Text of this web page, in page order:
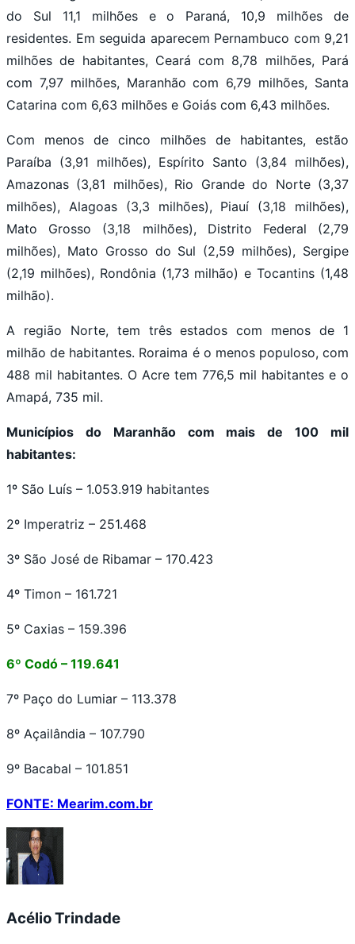
do Sul 11,1 milhões e o Paraná, 10,9 milhões de
residentes. Em seguida aparecem Pernambuco com 9,21
milhões de habitantes, Ceará com 8,78 milhões, Pará
com 7,97 milhões, Maranhão com 6,79 milhões, Santa
Catarina com 6,63 milhões e Goiás com 6,43 milhões.
Com menos de cinco milhões de habitantes, estão
Paraíba (3,91 milhões), Espírito Santo (3,84 milhões),
Amazonas (3,81 milhões), Rio Grande do Norte (3,37
milhões), Alagoas (3,3 milhões), Piauí (3,18 milhões),
Mato Grosso (3,18 milhões), Distrito Federal (2,79
milhões), Mato Grosso do Sul (2,59 milhões), Sergipe
(2,19 milhões), Rondônia (1,73 milhão) e Tocantins (1,48
milhão).
A região Norte, tem três estados com menos de 1
milhão de habitantes. Roraima é o menos populoso, com
488 mil habitantes. O Acre tem 776,5 mil habitantes e o
Amapá, 735 mil.
Municípios do Maranhão com mais de 100 mil
habitantes:
1º São Luís – 1.053.919 habitantes
2º Imperatriz – 251.468
3º São José de Ribamar – 170.423
4º Timon – 161.721
5º Caxias – 159.396
6º Codó – 119.641
7º Paço do Lumiar – 113.378
8º Açailândia – 107.790
9º Bacabal – 101.851
FONTE: Mearim.com.br
Acélio Trindade